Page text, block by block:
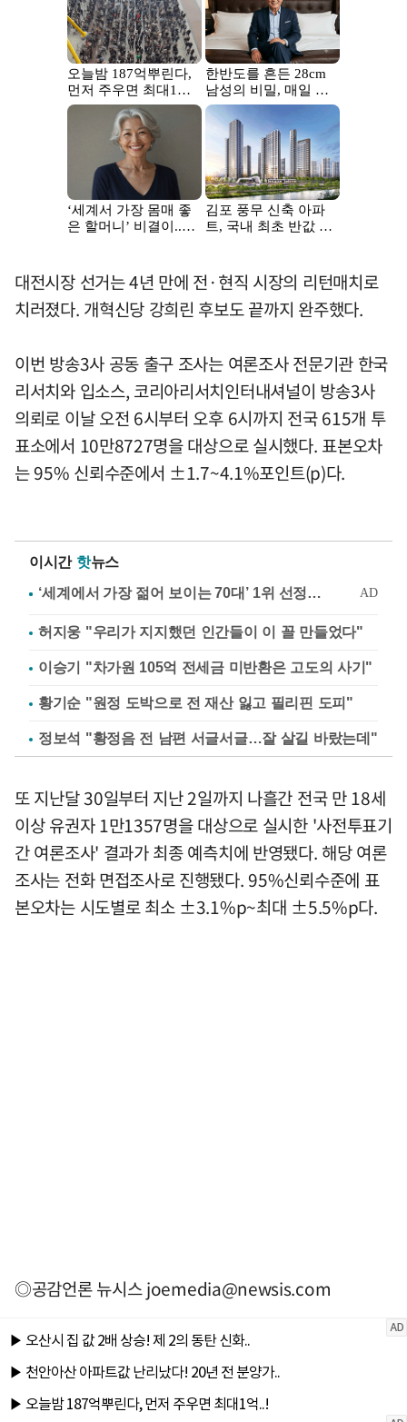
대전시장 선거는 4년 만에 전·현직 시장의 리턴매치로
치러졌다. 개혁신당 강희린 후보도 끝까지 완주했다.
이번 방송3사 공동 출구 조사는 여론조사 전문기관 한국
리서치와 입소스, 코리아리서치인터내셔널이 방송3사
의뢰로 이날 오전 6시부터 오후 6시까지 전국 615개 투
표소에서 10만8727명을 대상으로 실시했다. 표본오차
는 95% 신뢰수준에서 ±1.7~4.1%포인트(p)다.
이시간 핫뉴스
허지웅 "우리가 지지했던 인간들이 이 꼴 만들었다"
이승기 "차가원 105억 전세금 미반환은 고도의 사기"
황기순 "원정 도박으로 전 재산 잃고 필리핀 도피"
정보석 "황정음 전 남편 서글서글…잘 살길 바랐는데"
또 지난달 30일부터 지난 2일까지 나흘간 전국 만 18세
이상 유권자 1만1357명을 대상으로 실시한 '사전투표기
간 여론조사' 결과가 최종 예측치에 반영됐다. 해당 여론
조사는 전화 면접조사로 진행됐다. 95%신뢰수준에 표
본오차는 시도별로 최소 ±3.1%p~최대 ±5.5%p다.
◎공감언론 뉴시스joemedia@newsis.com